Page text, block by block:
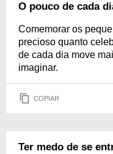
O pouco de cada
Comemorar os
precioso quanto
de cada dia move
imaginar.
COPIAR
Ter medo de se